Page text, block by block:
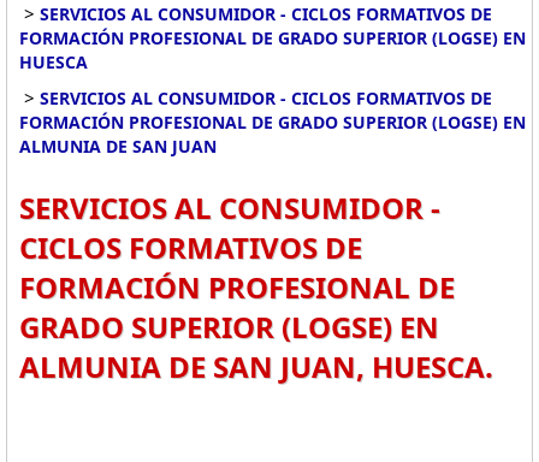
> SERVICIOS AL CONSUMIDOR - CICLOS FORMATIVOS DE
FORMACIÓN PROFESIONAL DE GRADO SUPERIOR (LOGSE) EN
HUESCA
> SERVICIOS AL CONSUMIDOR - CICLOS FORMATIVOS DE
FORMACIÓN PROFESIONAL DE GRADO SUPERIOR (LOGSE) EN
ALMUNIA DE SAN JUAN
SERVICIOS AL CONSUMIDOR -
CICLOS FORMATIVOS DE
FORMACIÓN PROFESIONAL DE
GRADO SUPERIOR (LOGSE) EN
ALMUNIA DE SAN JUAN, HUESCA.